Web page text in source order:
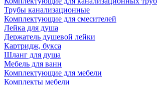
Трубы канализационные
Комплектующие для смесителей
Лейка для душа
Держатель душевой лейки
Картридж, букса
Шланг для душа
Мебель для ванн
Комплектующие для мебели
Комплекты мебели